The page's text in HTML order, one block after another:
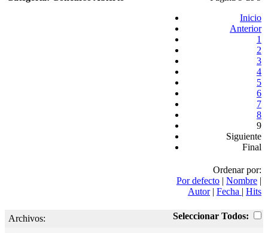
Inicio
Anterior
1
2
3
4
5
6
7
8
9
Siguiente
Final
Ordenar por:
Por defecto | Nombre |
Autor| Fecha | Hits
Seleccionar Todos:
Archivos: